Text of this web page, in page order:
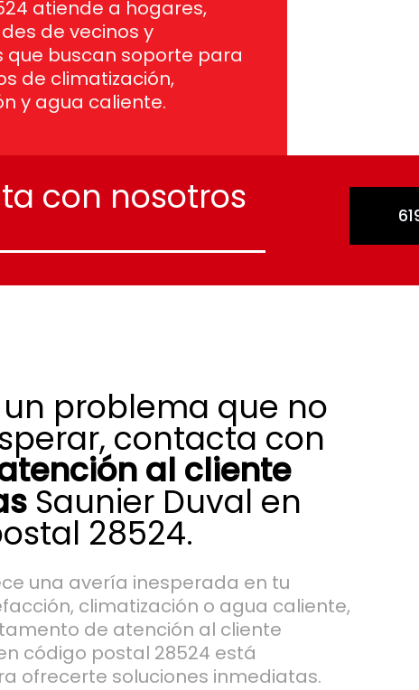
atiende a hogares,
de vecinos y
que buscan soporte para
de climatización,
y agua caliente.
con nosotros
un problema que no
contacta con
al cliente
Saunier Duval en
28524.
una avería inesperada en tu
climatización o agua caliente,
de atención al cliente
código postal 28524 está
ofrecerte soluciones inmediatas.